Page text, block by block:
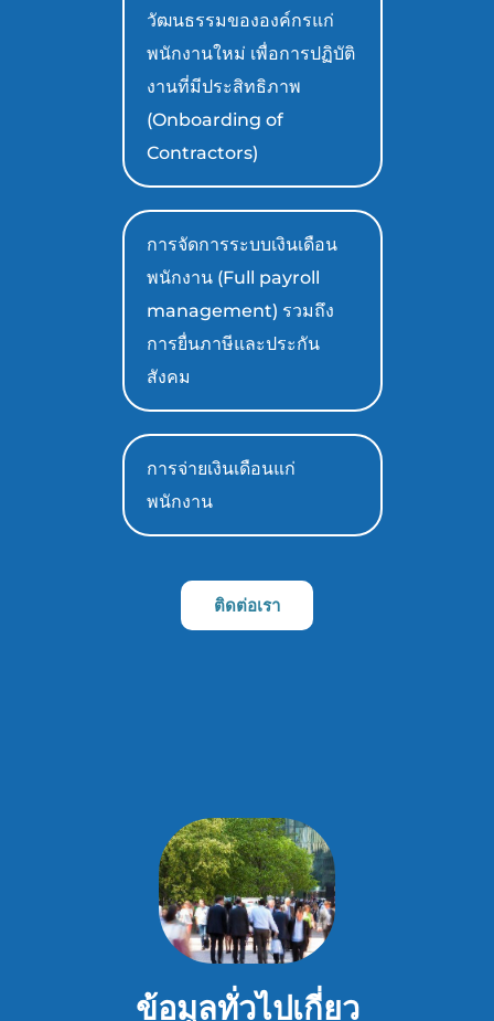
วัฒนธรรมขององค์กรแก่
พนักงานใหม่ เพื่อการปฏิบัติ
งานที่มีประสิทธิภาพ
(Onboarding of
Contractors)
การจัดการระบบเงินเดือน
พนักงาน (Full payroll
management) รวมถึง
การยื่นภาษีและประกัน
สังคม
การจ่ายเงินเดือนแก่
พนักงาน
ติดต่อเรา
ข้อมูลทั่วไปเกี่ยว